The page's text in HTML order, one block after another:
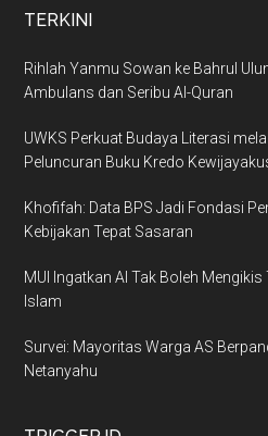
TERKINI
Rihlah Yanmu Sowan ke Bahrul
Ambulans dan Seribu Al-Quran
UWKS Perkuat Budaya Literasi
Peluncuran Buku Kredo
Khofifah: Data BPS Jadi Fondasi
Kebijakan Tepat Sasaran
MUI Ingatkan AI Tak Boleh
Islam
Survei: Mayoritas Warga AS
Netanyahu